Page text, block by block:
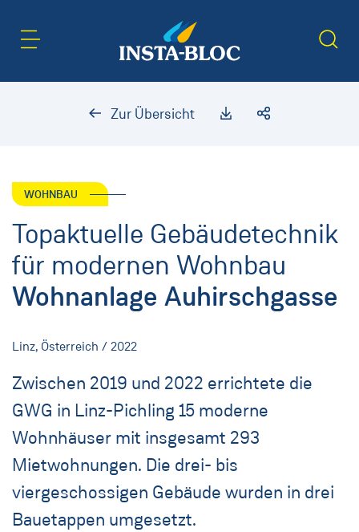
Zur Übersicht
WOHNBAU
Topaktuelle Gebäudetechnik
für modernen Wohnbau
Wohnanlage Auhirschgasse
Linz, Österreich / 2022
Zwischen 2019 und 2022 errichtete die
GWG in Linz-Pichling 15 moderne
Wohnhäuser mit insgesamt 293
Mietwohnungen. Die drei- bis
viergeschossigen Gebäude wurden in drei
Bauetappen umgesetzt.